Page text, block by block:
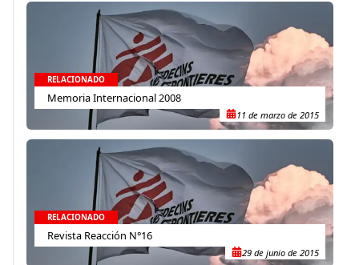
RELACIONADO
Memoria Internacional 2008
11 de marzo de 2015
RELACIONADO
Revista Reacción N°16
29 de junio de 2015